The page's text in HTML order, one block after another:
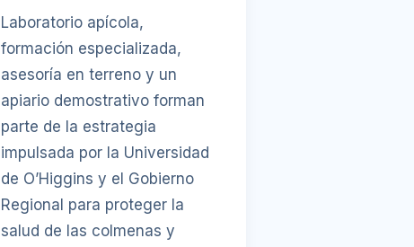
Laboratorio apícola,
formación especializada,
asesoría en terreno y un
apiario demostrativo forman
parte de la estrategia
impulsada por la Universidad
de O’Higgins y el Gobierno
Regional para proteger la
salud de las colmenas y